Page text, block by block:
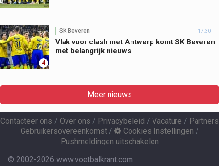
4
SK Beveren 17:30
Vlak voor clash met Antwerp komt SK Beveren
met belangrijk nieuws
Meer nieuws
Contacteer ons / Over ons / Privacybeleid / Vacature / Partners
Gebruikersovereenkomst/ Cookies Instellingen /
Pushmeldingen uitschakelen
© 2002-2026 www.voetbalkrant.com